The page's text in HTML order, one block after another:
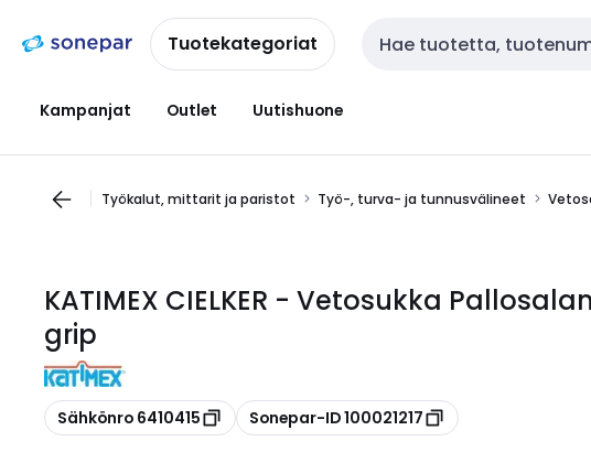
navigointiinsisältöönTuotekategoriat Haku
Kampanjat Outlet Uutishuone
Työkalut, mittarit ja paristot Työ-, turva- ja tunnusvälineet
KATIMEX CIELKER - Vetosukka
grip
Kopioi
Sähkönro 6410415 Kopioi
Sonepar-ID 100021217